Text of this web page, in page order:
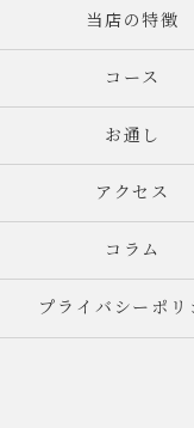
当店の特徴
コース
お通し
アクセス
コラム
プライバシーポリ